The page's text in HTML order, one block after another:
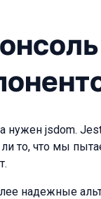
для
нужен jsdom.
то, что мы
надежные